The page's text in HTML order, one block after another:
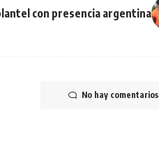
con presencia argentina
No hay comentarios